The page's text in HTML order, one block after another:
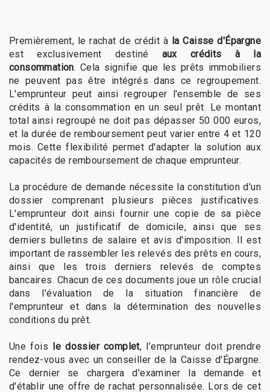
Premièrement, le rachat de crédit à la Caisse d'Épargne
est exclusivement destiné aux crédits à la
consommation. Cela signifie que les prêts immobiliers
ne peuvent pas être intégrés dans ce regroupement.
L'emprunteur peut ainsi regrouper l'ensemble de ses
crédits à la consommation en un seul prêt. Le montant
total ainsi regroupé ne doit pas dépasser 50 000 euros,
et la durée de remboursement peut varier entre 4 et 120
mois. Cette flexibilité permet d'adapter la solution aux
capacités de remboursement de chaque emprunteur.
La procédure de demande nécessite la constitution d'un
dossier comprenant plusieurs pièces justificatives.
L'emprunteur doit ainsi fournir une copie de sa pièce
d'identité, un justificatif de domicile, ainsi que ses
derniers bulletins de salaire et avis d'imposition. Il est
important de rassembler les relevés des prêts en cours,
ainsi que les trois derniers relevés de comptes
bancaires. Chacun de ces documents joue un rôle crucial
dans l'évaluation de la situation financière de
l'emprunteur et dans la détermination des nouvelles
conditions du prêt.
Une fois le dossier complet, l’emprunteur doit prendre
rendez-vous avec un conseiller de la Caisse d'Épargne.
Ce dernier se chargera d'examiner la demande et
d'établir une offre de rachat personnalisée. Lors de cet